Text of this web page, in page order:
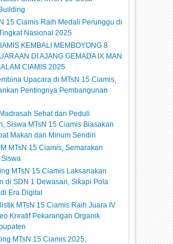
15 Ciamis Raih Medali Perunggu di
Nasional 2025
KEMBALI MEMBOYONG 8
DI AJANG GEMADA IX MAN
CIAMIS 2025
Upacara di MTsN 15 Ciamis,
Pentingnya Pembangunan
Sehat dan Peduli
Siswa MTsN 15 Ciamis Biasakan
Makan dan Minum Sendiri
MTsN 15 Ciamis, Semarakan
MTsN 15 Ciamis Laksanakan
di SDN 1 Dewasari, Sikapi Pola
Era Digital
MTsN 15 Ciamis Raih Juara IV
Kreatif Pekarangan Organik
MTsN 15 Ciamis 2025,